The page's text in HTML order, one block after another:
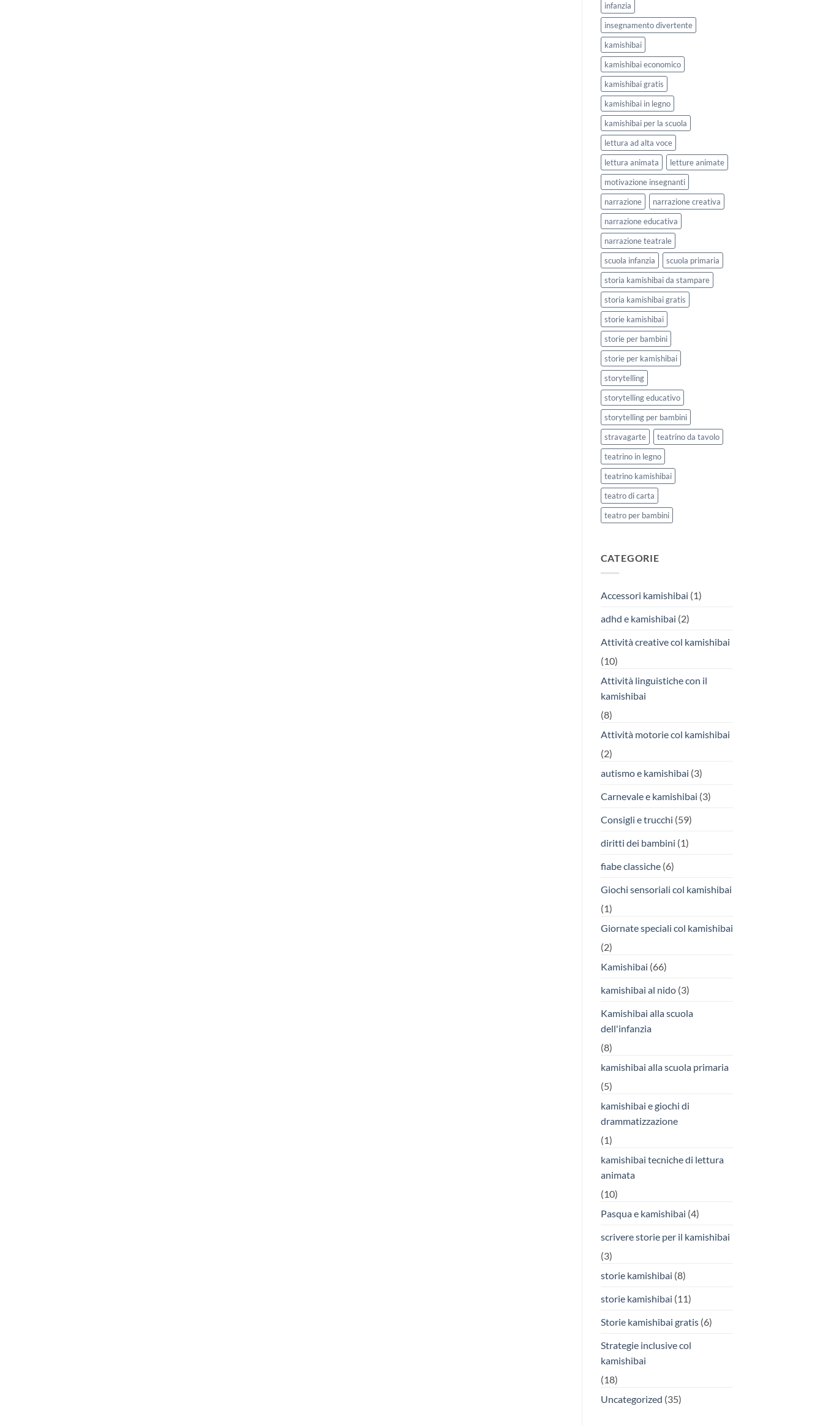
infanzia
insegnamento divertente
kamishibai
kamishibai economico
kamishibai gratis
kamishibai in legno
kamishibai per la scuola
lettura ad alta voce
lettura animata
letture animate
motivazione insegnanti
narrazione
narrazione creativa
narrazione educativa
narrazione teatrale
scuola infanzia
scuola primaria
storia kamishibai da stampare
storia kamishibai gratis
storie kamishibai
storie per bambini
storie per kamishibai
storytelling
storytelling educativo
storytelling per bambini
stravagarte
teatrino da tavolo
teatrino in legno
teatrino kamishibai
teatro di carta
teatro per bambini
CATEGORIE
Accessori kamishibai (1)
adhd e kamishibai (2)
Attività creative col kamishibai
(10)
Attività linguistiche con il
kamishibai
(8)
Attività motorie col kamishibai
(2)
autismo e kamishibai (3)
Carnevale e kamishibai (3)
Consigli e trucchi (59)
diritti dei bambini (1)
fiabe classiche(6)
Giochi sensoriali col kamishibai
(1)
Giornate speciali col kamishibai
(2)
Kamishibai (66)
kamishibai al nido(3)
Kamishibai alla scuola
dell'infanzia
(8)
kamishibai alla scuola primaria
(5)
kamishibai e giochi di
drammatizzazione
(1)
kamishibai tecniche di lettura
animata
(10)
Pasqua e kamishibai (4)
scrivere storie per il kamishibai
(3)
storie kamishibai (8)
storie kamishibai (11)
Storie kamishibai gratis(6)
Strategie inclusive col
kamishibai
(18)
Uncategorized (35)